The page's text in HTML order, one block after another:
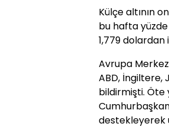
Külçe altının
bu hafta yüzde
1,779 dolardan
Avrupa
ABD, İngiltere,
bildirmişti. Öte
destekleyerek